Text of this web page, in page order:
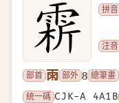
拼音
注音
部首 雨 部外 8 總筆畫
統一碼 CJK-A 4A1B